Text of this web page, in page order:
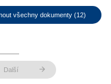
všechny dokumenty (12)
Další arrow_forward